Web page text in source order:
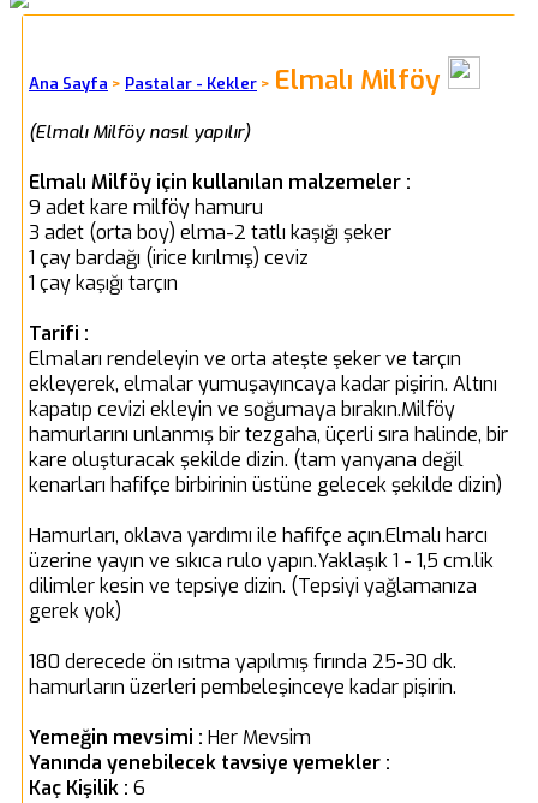
Ana Sayfa > Pastalar - Kekler > Elmalı Milföy
(Elmalı Milföy nasıl yapılır)
Elmalı Milföy için kullanılan malzemeler :
9 adet kare milföy hamuru
3 adet (orta boy) elma-2 tatlı kaşığı şeker
1 çay bardağı (irice kırılmış) ceviz
1 çay kaşığı tarçın
Tarifi :
Elmaları rendeleyin ve orta ateşte şeker ve tarçın
ekleyerek, elmalar yumuşayıncaya kadar pişirin. Altını
kapatıp cevizi ekleyin ve soğumaya bırakın.Milföy
hamurlarını unlanmış bir tezgaha, üçerli sıra halinde, bir
kare oluşturacak şekilde dizin. (tam yanyana değil
kenarları hafifçe birbirinin üstüne gelecek şekilde dizin)
Hamurları, oklava yardımı ile hafifçe açın.Elmalı harcı
üzerine yayın ve sıkıca rulo yapın.Yaklaşık 1 - 1,5 cm.lik
dilimler kesin ve tepsiye dizin. (Tepsiyi yağlamanıza
gerek yok)
180 derecede ön ısıtma yapılmış fırında 25-30 dk.
hamurların üzerleri pembeleşinceye kadar pişirin.
Yemeğin mevsimi : Her Mevsim
Yanında yenebilecek tavsiye yemekler :
Kaç Kişilik : 6